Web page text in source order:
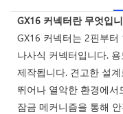
GX16 커넥터란 무엇입
GX16 커넥터는 2핀부
나사식 커넥터입니다.
제작됩니다. 견고한 설
뛰어나 열악한 환경에
잠금 메커니즘을 통해